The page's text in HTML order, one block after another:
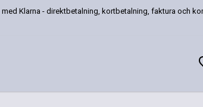
med Klarna - direktbetalning, kortbetalning, faktura och